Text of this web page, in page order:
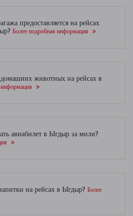
предоставляется на рейсах
Более подробная информация
животных на рейсах в
авиабилет в Ыгдыр за мили?
на рейсах в Ыгдыр? Более